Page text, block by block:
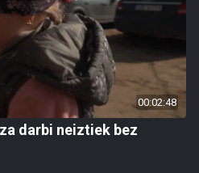
00:02:48
darbi neiztiek bez